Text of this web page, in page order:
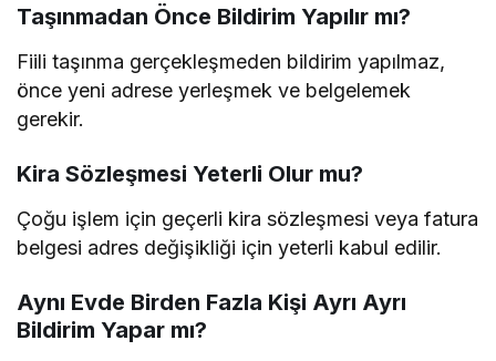
Taşınmadan Önce Bildirim Yapılır mı?
Fiili taşınma gerçekleşmeden bildirim yapılmaz,
önce yeni adrese yerleşmek ve belgelemek
gerekir.
Kira Sözleşmesi Yeterli Olur mu?
Çoğu işlem için geçerli kira sözleşmesi veya fatura
belgesi adres değişikliği için yeterli kabul edilir.
Aynı Evde Birden Fazla Kişi Ayrı Ayrı
Bildirim Yapar mı?